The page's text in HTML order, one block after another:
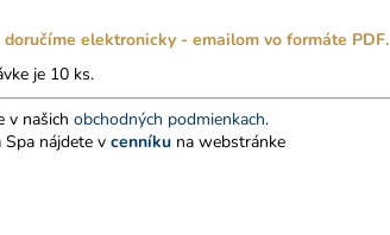
elektronicky - emailom vo formáte PDF.
je 10 ks.
v našich obchodných podmienkach.
nájdete v cenníku na webstránke